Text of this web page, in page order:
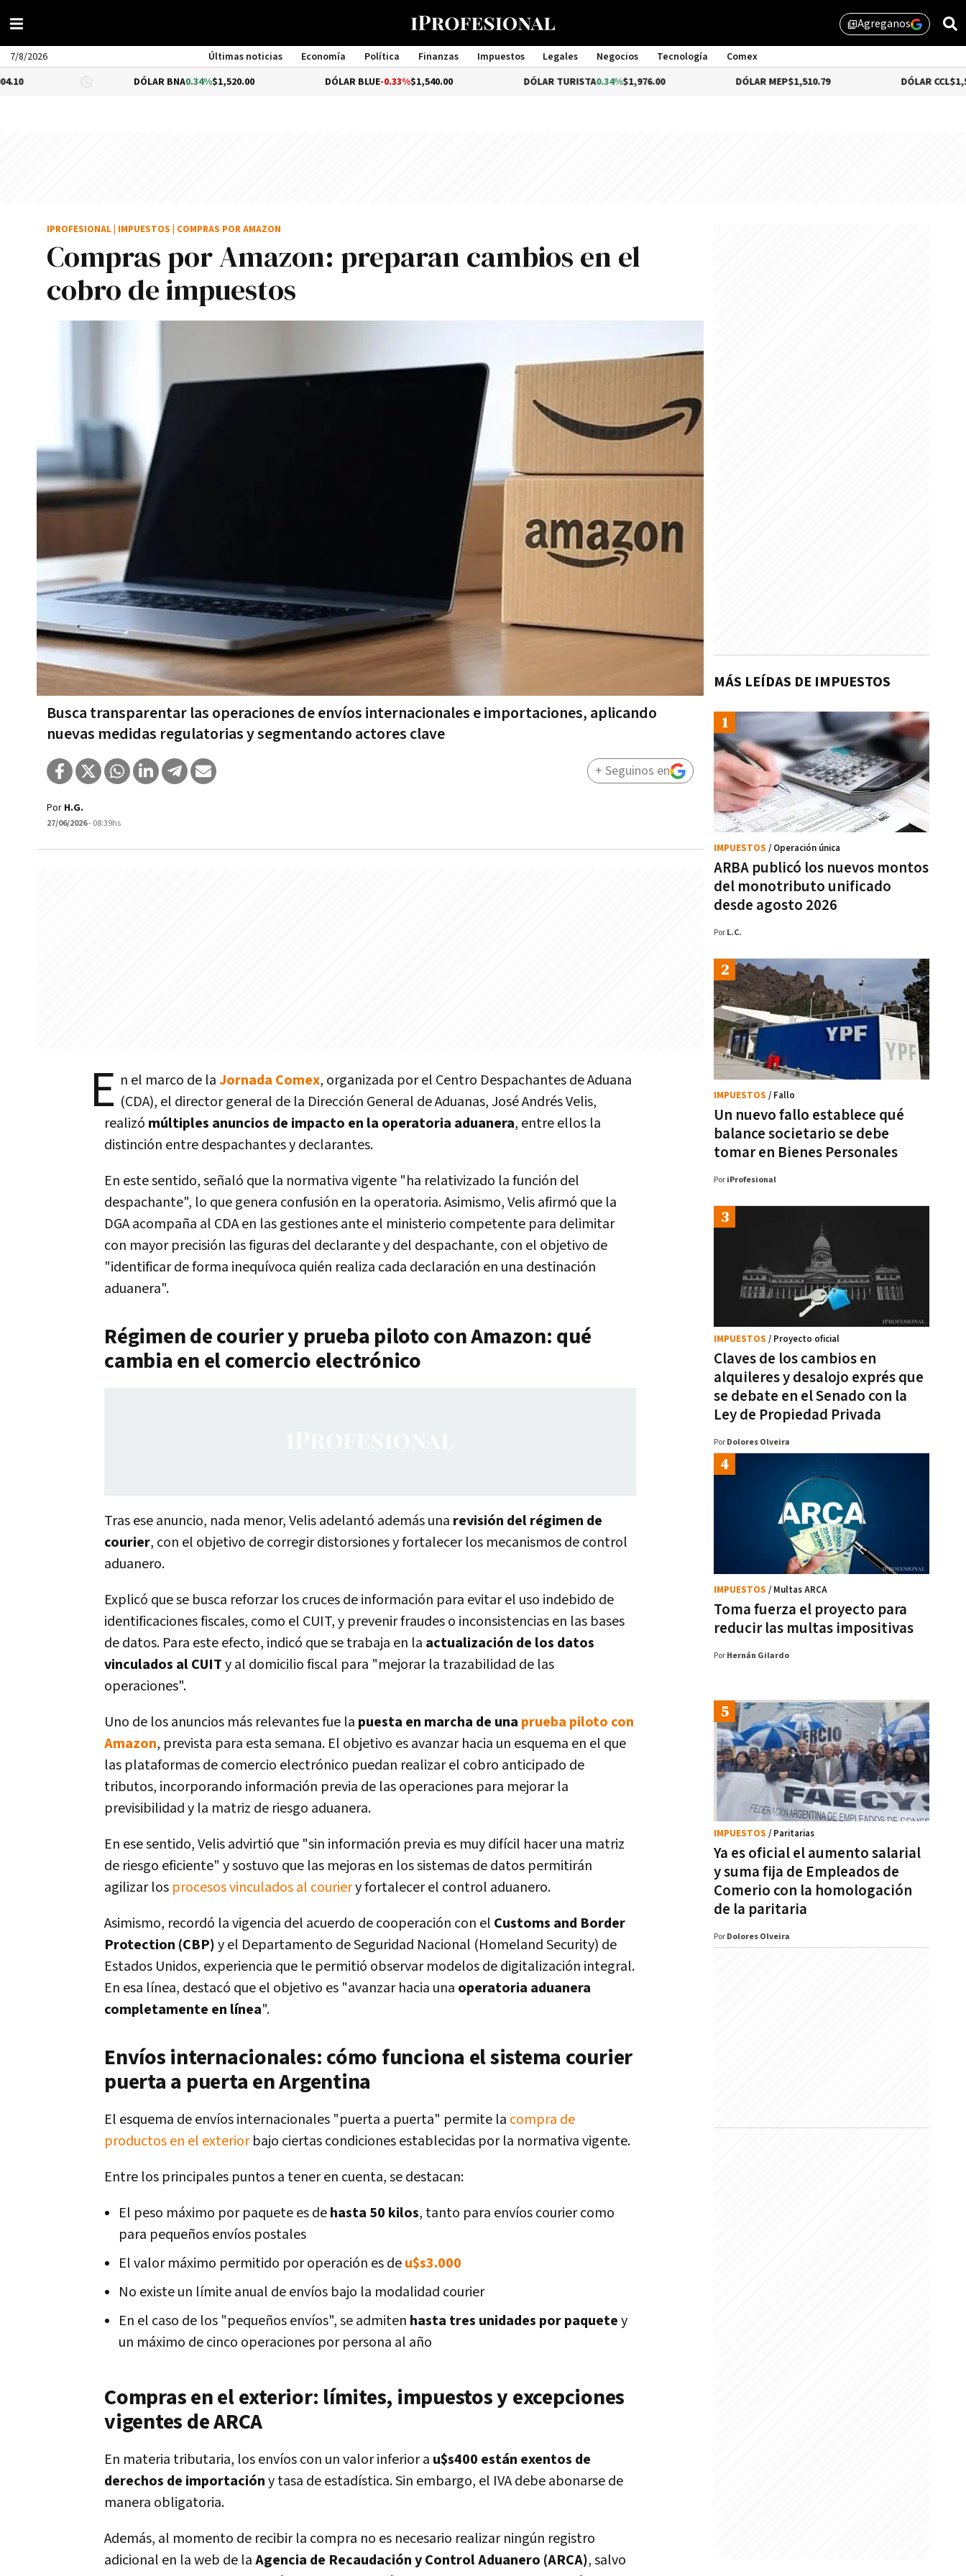
library_addAgreganos
7/8/2026 Últimas noticias Economía Política Finanzas Impuestos Legales Negocios Tecnología
Comex
Management
DÓLAR BNA0.34% $1,520.00 DÓLAR BLUE-0.33%$1,540.00 DÓLAR TURISTA0.34%$1,976.00 DÓLAR MEP$1,510.79 DÓLAR CCL$1,559.41
Compras por Amazon: preparan cambios en el
cobro de impuestos
Busca transparentar las operaciones de envíos internacionales e importaciones, aplicando
nuevas medidas regulatorias y segmentando actores clave
IPROFESIONAL IMPUESTOS COMPRAS POR AMAZON
Por H.G.
27/06/2026- 08:39hs
+ Seguinos en
E n el marco de laJornada Comex, organizada por el Centro Despachantes de Aduana
(CDA), el director general de la Dirección General de Aduanas, José Andrés Velis,
realizó múltiples anuncios de impacto en la operatoria aduanera, entre ellos la
distinción entre despachantes y declarantes.
En este sentido, señaló que la normativa vigente "ha relativizado la función del
despachante", lo que genera confusión en la operatoria. Asimismo, Velis afirmó que la
DGA acompaña al CDA en las gestiones ante el ministerio competente para delimitar
con mayor precisión las figuras del declarante y del despachante, con el objetivo de
"identificar de forma inequívoca quién realiza cada declaración en una destinación
aduanera".
Régimen de courier y prueba piloto con Amazon: qué
cambia en el comercio electrónico
Tras ese anuncio, nada menor, Velis adelantó además una revisión del régimen de
courier, con el objetivo de corregir distorsiones y fortalecer los mecanismos de control
aduanero.
Explicó que se busca reforzar los cruces de información para evitar el uso indebido de
identificaciones fiscales, como el CUIT, y prevenir fraudes o inconsistencias en las bases
de datos. Para este efecto, indicó que se trabaja en la actualización de los datos
vinculados al CUITy al domicilio fiscal para "mejorar la trazabilidad de las
operaciones".
Uno de los anuncios más relevantes fue la puesta en marcha de una prueba piloto con
Amazon, prevista para esta semana. El objetivo es avanzar hacia un esquema en el que
las plataformas de comercio electrónico puedan realizar el cobro anticipado de
tributos, incorporando información previa de las operaciones para mejorar la
previsibilidad y la matriz de riesgo aduanera.
En ese sentido, Velis advirtió que "sin información previa es muy difícil hacer una matriz
de riesgo eficiente" y sostuvo que las mejoras en los sistemas de datos permitirán
agilizar los procesos vinculados al couriery fortalecer el control aduanero.
Asimismo, recordó la vigencia del acuerdo de cooperación con el Customs and Border
Protection (CBP)y el Departamento de Seguridad Nacional (Homeland Security) de
Estados Unidos, experiencia que le permitió observar modelos de digitalización integral.
En esa línea, destacó que el objetivo es "avanzar hacia una operatoria aduanera
completamente en línea".
Envíos internacionales: cómo funciona el sistema courier
puerta a puerta en Argentina
El esquema de envíos internacionales "puerta a puerta" permite la compra de
productos en el exterior bajo ciertas condiciones establecidas por la normativa vigente.
Entre los principales puntos a tener en cuenta, se destacan:
El peso máximo por paquete es dehasta 50 kilos, tanto para envíos courier como
para pequeños envíos postales
El valor máximo permitido por operación es deu$s3.000
No existe un límite anual de envíos bajo la modalidad courier
En el caso de los "pequeños envíos", se admiten hasta tres unidades por paquetey
un máximo de cinco operaciones por persona al año
Compras en el exterior: límites, impuestos y excepciones
vigentes de ARCA
En materia tributaria, los envíos con un valor inferior a u$s400 están exentos de
derechos de importacióny tasa de estadística. Sin embargo, el IVA debe abonarse de
manera obligatoria.
Además, al momento de recibir la compra no es necesario realizar ningún registro
adicional en la web de laAgencia de Recaudación y Control Aduanero (ARCA), salvo
MÁS LEÍDAS DE IMPUESTOS
ARBA publicó los nuevos montos
del monotributo unificado
desde agosto 2026
IMPUESTOS / Operación única
Por L.C.
Un nuevo fallo establece qué
balance societario se debe
tomar en Bienes Personales
IMPUESTOS / Fallo
Por iProfesional
Claves de los cambios en
alquileres y desalojo exprés que
se debate en el Senado con la
Ley de Propiedad Privada
IMPUESTOS / Proyecto oficial
Por Dolores Olveira
Toma fuerza el proyecto para
reducir las multas impositivas
IMPUESTOS / Multas ARCA
Por Hernán Gilardo
Ya es oficial el aumento salarial
y suma fija de Empleados de
Comerio con la homologación
de la paritaria
IMPUESTOS / Paritarias
Por Dolores Olveira